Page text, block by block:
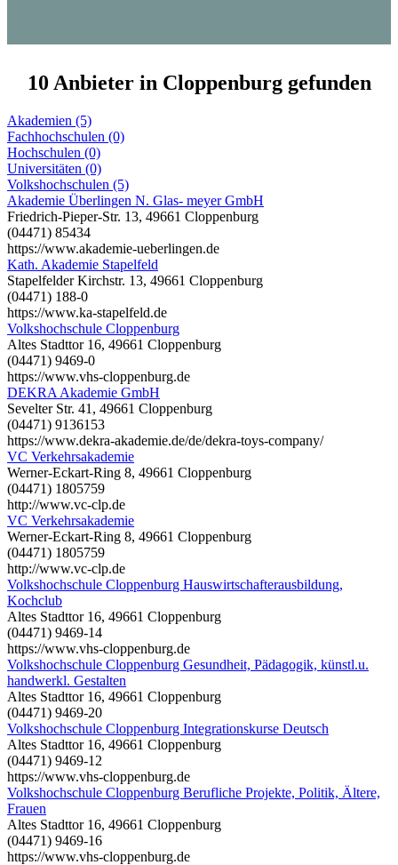
10 Anbieter in Cloppenburg gefunden
Akademien (5)
Fachhochschulen (0)
Hochschulen (0)
Universitäten (0)
Volkshochschulen (5)
Akademie Überlingen N. Glas- meyer GmbH
Friedrich-Pieper-Str. 13, 49661 Cloppenburg
(04471) 85434
https://www.akademie-ueberlingen.de
Kath. Akademie Stapelfeld
Stapelfelder Kirchstr. 13, 49661 Cloppenburg
(04471) 188-0
https://www.ka-stapelfeld.de
Volkshochschule Cloppenburg
Altes Stadttor 16, 49661 Cloppenburg
(04471) 9469-0
https://www.vhs-cloppenburg.de
DEKRA Akademie GmbH
Sevelter Str. 41, 49661 Cloppenburg
(04471) 9136153
https://www.dekra-akademie.de/de/dekra-toys-company/
VC Verkehrsakademie
Werner-Eckart-Ring 8, 49661 Cloppenburg
(04471) 1805759
http://www.vc-clp.de
VC Verkehrsakademie
Werner-Eckart-Ring 8, 49661 Cloppenburg
(04471) 1805759
http://www.vc-clp.de
Volkshochschule Cloppenburg Hauswirtschafterausbildung,
Kochclub
Altes Stadttor 16, 49661 Cloppenburg
(04471) 9469-14
https://www.vhs-cloppenburg.de
Volkshochschule Cloppenburg Gesundheit, Pädagogik, künstl.u.
handwerkl. Gestalten
Altes Stadttor 16, 49661 Cloppenburg
(04471) 9469-20
Volkshochschule Cloppenburg Integrationskurse Deutsch
Altes Stadttor 16, 49661 Cloppenburg
(04471) 9469-12
https://www.vhs-cloppenburg.de
Volkshochschule Cloppenburg Berufliche Projekte, Politik, Ältere,
Frauen
Altes Stadttor 16, 49661 Cloppenburg
(04471) 9469-16
https://www.vhs-cloppenburg.de